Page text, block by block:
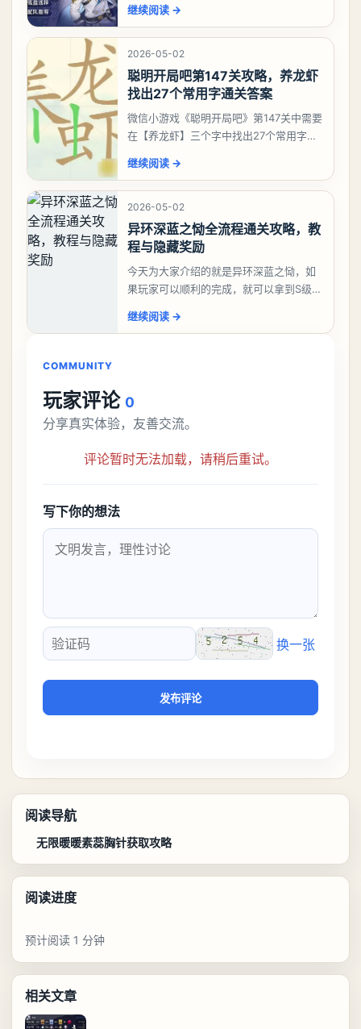
有娜娜莉缺另外一个二队C想打深渊也可以
考虑养个白藏
继续阅读 →
2026-05-02
聪明开局吧第147关攻略，养龙虾
找出27个常用字通关答案
微信小游戏《聪明开局吧》第147关中需要
在【养龙虾】三个字中找出27个常用字，
大、夫、夰、巾、中、虫、下、虾、卜、
囗、吓、卟、
继续阅读 →
2026-05-02
异环深蓝之恸全流程通关攻略，教
程与隐藏奖励
今天为大家介绍的就是异环深蓝之恸，如
果玩家可以顺利的完成，就可以拿到S级弧
比较高的，对于那些新手玩家并不建议直
继续阅读 →
COMMUNITY
玩家评论 0
分享真实体验，友善交流。
评论暂时无法加载，请稍后重试。
写下你的想法
验证码
换一张
发布评论
阅读导航
无限暖暖素蕊胸针获取攻略
阅读进度
预计阅读 1 分钟
相关文章